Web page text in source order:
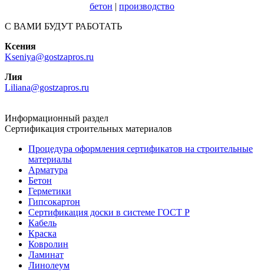
бетон | производство
С ВАМИ БУДУТ РАБОТАТЬ
Ксения
Kseniya@gostzapros.ru
Лия
Liliana@gostzapros.ru
Информационный раздел
Сертификация строительных материалов
Процедура оформления сертификатов на строительные
материалы
Арматура
Бетон
Герметики
Гипсокартон
Сертификация доски в системе ГОСТ Р
Кабель
Краска
Ковролин
Ламинат
Линолеум